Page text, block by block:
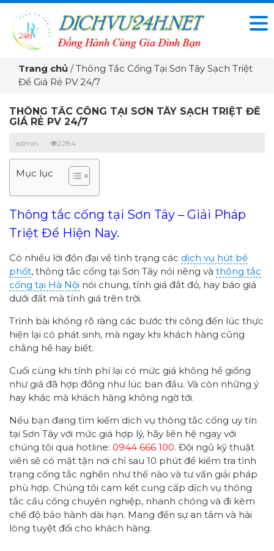
Trang chủ /Thông Tắc Cống Tại Sơn Tây Sạch Triệt
Để Giá Rẻ PV 24/7
THÔNG TẮC CỐNG TẠI SƠN TÂY SẠCH TRIỆT ĐỂ
GIÁ RẺ PV 24/7
admin 2284
Mục lục
Thông tắc cống tại Sơn Tây – Giải Pháp
Triệt Để Hiện Nay.
Có nhiều lời đồn đại về tình trạng các dịch vụ hút bể
phốt, thông tắc cống tại Sơn Tây nói riêng và thông tắc
cống tại Hà Nội nói chung, tính giá đắt đỏ, hay báo giá
dưới đất mà tính giá trên trời.
Trình bài không rõ ràng các bước thi công đến lúc thực
hiện lại có phát sinh, mà ngay khi khách hàng cũng
chẳng hề hay biết.
Cuối cùng khi tính phí lại có mức giá không hề giống
như giá đã hợp đồng như lúc ban đầu. Và còn những ý
hay khác mà khách hàng không ngờ tới.
Nếu bạn đang tìm kiếm dịch vụ thông tắc cống uy tín
tại Sơn Tây với mức giá hợp lý, hãy liên hệ ngay với
chúng tôi qua hotline: 0944 666 100. Đội ngũ kỹ thuật
viên sẽ có mặt tận nơi chỉ sau 10 phút để kiểm tra tình
trạng cống tắc nghẽn như thế nào và tư vấn giải pháp
phù hợp. Chúng tôi cam kết cung cấp dịch vụ thông
tắc cầu cống chuyên nghiệp, nhanh chóng và đi kèm
chế độ bảo hành dài hạn. Mang đến sự an tâm và hài
lòng tuyệt đối cho khách hàng.